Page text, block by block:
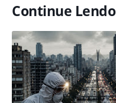
Continue Lendo